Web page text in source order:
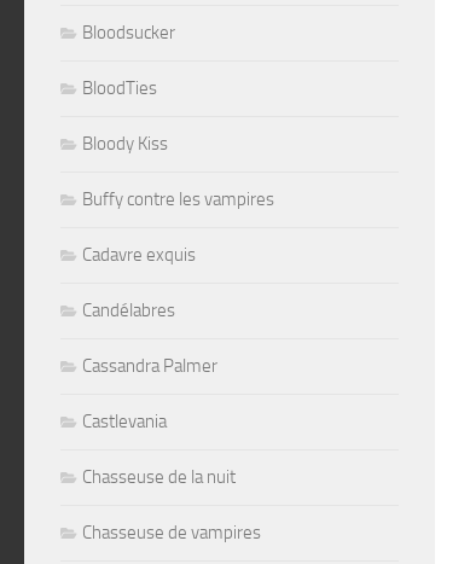
Bloodsucker
BloodTies
Bloody Kiss
Buffy contre les vampires
Cadavre exquis
Candélabres
Cassandra Palmer
Castlevania
Chasseuse de la nuit
Chasseuse de vampires